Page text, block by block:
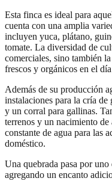
Esta finca es ideal para
cuenta con una amplia
incluyen yuca, plátano,
tomate. La diversidad de
comerciales, sino también
frescos y orgánicos en el
Además de su producción
instalaciones para la cría
y un corral para gallinas.
terrenos y un nacimiento
constante de agua para las
doméstico.
Una quebrada pasa por
agregando un encanto